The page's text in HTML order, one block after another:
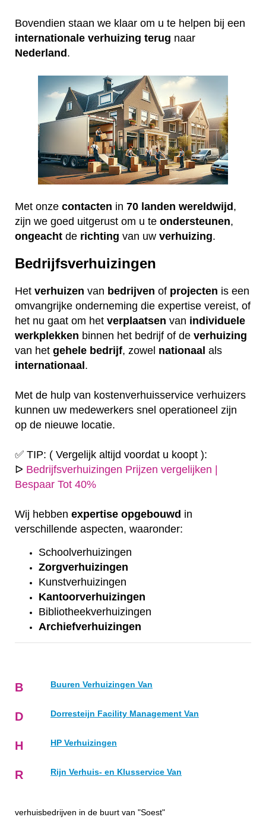
Bovendien staan we klaar om u te helpen bij een
internationale verhuizing terug naar
Nederland.
Met onze contacten in 70 landen wereldwijd,
zijn we goed uitgerust om u te ondersteunen,
ongeacht de richting van uw verhuizing.
Bedrijfsverhuizingen
Het verhuizen van bedrijven of projecten is een
omvangrijke onderneming die expertise vereist, of
het nu gaat om het verplaatsen van individuele
werkplekken binnen het bedrijf of de verhuizing
van het gehele bedrijf, zowel nationaal als
internationaal .
Met de hulp van kostenverhuisservice verhuizers
kunnen uw medewerkers snel operationeel zijn
op de nieuwe locatie.
✅ TIP: ( Vergelijk altijd voordat u koopt ):
ᐅ Bedrijfsverhuizingen Prijzen vergelijken |
Bespaar Tot 40%
Wij hebben expertise opgebouwd in
verschillende aspecten, waaronder:
Schoolverhuizingen
Zorgverhuizingen
Kunstverhuizingen
Kantoorverhuizingen
Bibliotheekverhuizingen
Archiefverhuizingen
B Buuren Verhuizingen Van
D Dorresteijn Facility Management Van
H HP Verhuizingen
R Rijn Verhuis- en Klusservice Van
verhuisbedrijven in de buurt van "Soest"